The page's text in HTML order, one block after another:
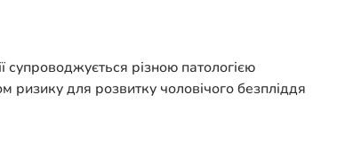
супроводжується різною патологією
ризику для розвитку чоловічого безпліддя